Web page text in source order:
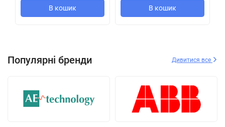
В кошик В кошик
Популярні бренди Дивитися все